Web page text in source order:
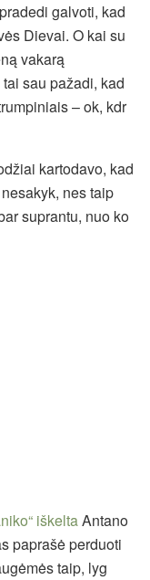
galvoti, kad
Dievai. O kai su
vakarą
sau pažadi, kad
– ok, kdr
kartodavo, kad
nes taip
suprantu, nuo ko
iškeltaAntano
paprašė perduoti
taip, lyg